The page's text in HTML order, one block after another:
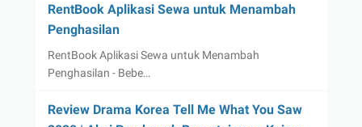
RentBook Aplikasi Sewa untuk Menambah
Penghasilan
RentBook Aplikasi Sewa untuk Menambah
Penghasilan - Bebe…
Review Drama Korea Tell Me What You Saw